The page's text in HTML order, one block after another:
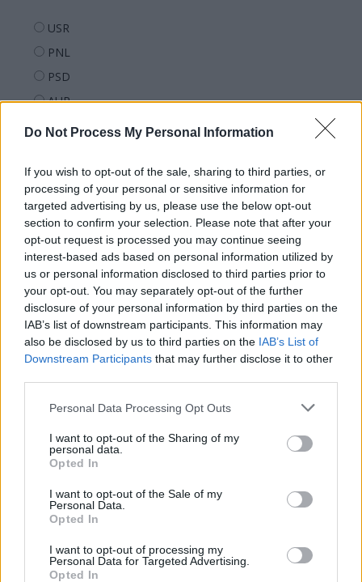
Do Not Process My Personal Information
If you wish to opt-out of the sale, sharing to third parties, or
processing of your personal or sensitive information for
targeted advertising by us, please use the below opt-out
section to confirm your selection. Please note that after your
opt-out request is processed you may continue seeing
interest-based ads based on personal information utilized by
us or personal information disclosed to third parties prior to
your opt-out. You may separately opt-out of the further
disclosure of your personal information by third parties on the
IAB’s list of downstream participants. This information may
also be disclosed by us to third parties on the IAB’s List of
Downstream Participants that may further disclose it to other
Personal Data Processing Opt Outs
I want to opt-out of the Sharing of my
personal data.
Opted In
I want to opt-out of the Sale of my
Personal Data.
Opted In
I want to opt-out of processing my
Personal Data for Targeted Advertising.
Opted In
USR
PNL
PSD
AUR
UDMR
Forța Dreptei (L. Orban)
PNȚMM
REPER
SENS
SOS (Șoșoacă)
POT (Gavrilă)
PACE (Peia)
Acțiunea Conservatoare (Târziu)
PNȚCD (Pavelescu)
PNCR (Terheș)
Partidul Patrioților (Surugiu)
FAR (Coarnă)
România pe Primul Loc (Ponta)